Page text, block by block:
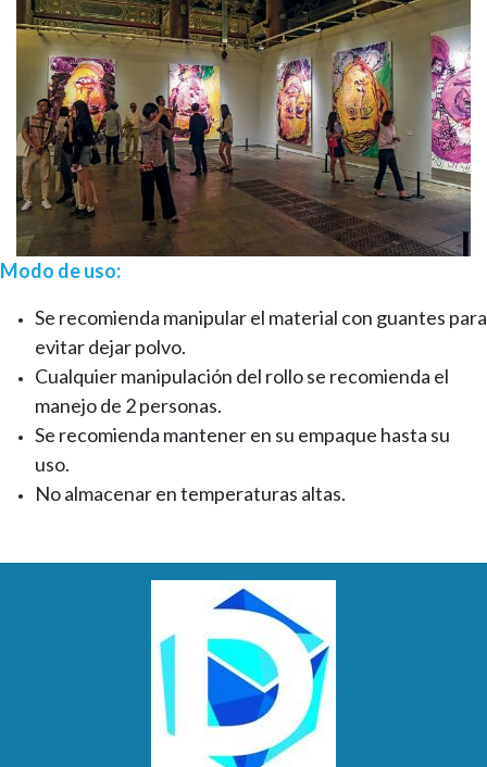
Modo de uso:
Se recomienda manipular el material con guantes para
evitar dejar polvo.
Cualquier manipulación del rollo se recomienda el
manejo de 2 personas.
Se recomienda mantener en su empaque hasta su
uso.
No almacenar en temperaturas altas.